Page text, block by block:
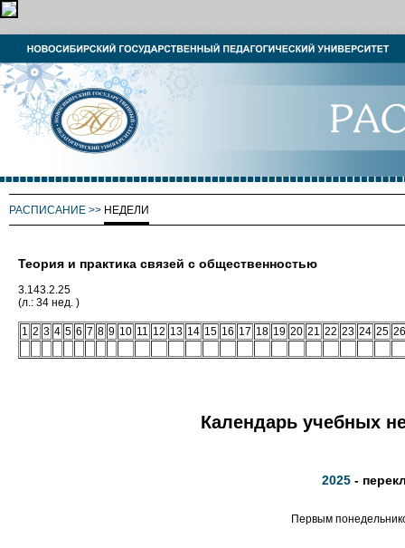
РАСПИСАНИЕ >> НЕДЕЛИ
Теория и практика связей с общественностью
3.143.2.25
(л.: 34 нед. )
1 2 3 4 5 6 7 8 9 10 11 12 13 14 15 16 17 18 19 20 21 22 23 24 25 26
Календарь учебных
2025 -
Первым